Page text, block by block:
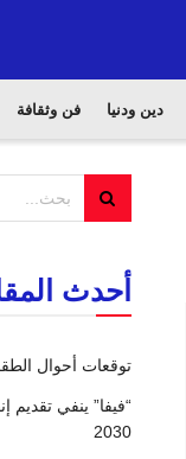
دين ودنيا فن وثقافة
أحدث
توقعات أحوال
“فيفا” ينفي تقديم
2030